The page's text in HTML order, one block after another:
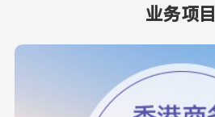
业务项目